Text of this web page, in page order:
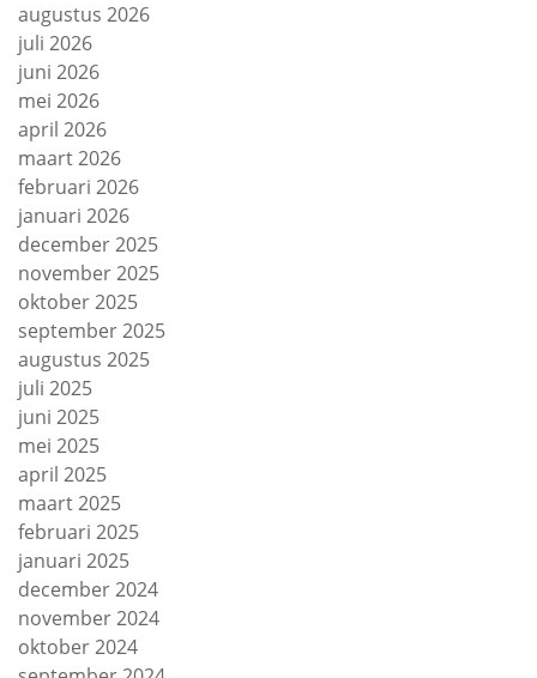
augustus 2026
juli 2026
juni 2026
mei 2026
april 2026
maart 2026
februari 2026
januari 2026
december 2025
november 2025
oktober 2025
september 2025
augustus 2025
juli 2025
juni 2025
mei 2025
april 2025
maart 2025
februari 2025
januari 2025
december 2024
november 2024
oktober 2024